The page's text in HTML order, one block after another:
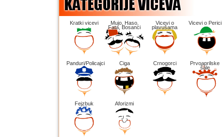
Kratki vicevi Mujo, Haso,
Fata, Bosanci
Vicevi o
plavušama
Vicevi o Perici
Panduri/Policajci Ciga Crnogorci Prvoaprilske
šale
Fejzbuk Aforizmi